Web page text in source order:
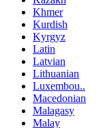
Khmer
Kurdish
Kyrgyz
Latin
Latvian
Lithuanian
Luxembou..
Macedonian
Malagasy
Malay